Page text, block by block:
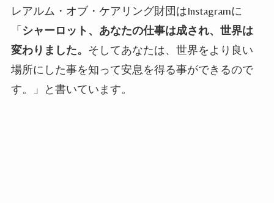
レアルム・オブ・ケアリング財団はInstagramに
「シャーロット、あなたの仕事は成され、世界は
変わりました。 そしてあなたは、世界をより良い
場所にした事を知って安息を得る事ができるので
す。」と書いています。